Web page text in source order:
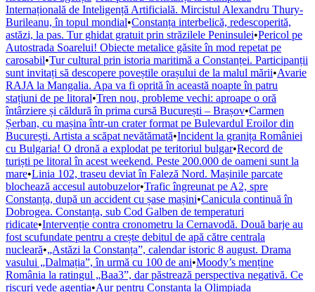
Internațională de Inteligență Artificială. Mircistul Alexandru Thury-
Burileanu, în topul mondial•Constanța interbelică, redescoperită,
astăzi, la pas. Tur ghidat gratuit prin străzilele Peninsulei•Pericol pe
Autostrada Soarelui! Obiecte metalice găsite în mod repetat pe
carosabil•Tur cultural prin istoria maritimă a Constanței. Participanții
sunt invitați să descopere poveștile orașului de la malul mării•Avarie
RAJA la Mangalia. Apa va fi oprită în această noapte în patru
stațiuni de pe litoral•Tren nou, probleme vechi: aproape o oră
întârziere și căldură în prima cursă București – Brașov•Carmen
Șerban, cu mașina într-un crater format pe Bulevardul Eroilor din
București. Artista a scăpat nevătămată•Incident la granița României
cu Bulgaria! O dronă a explodat pe teritoriul bulgar•Record de
turiști pe litoral în acest weekend. Peste 200.000 de oameni sunt la
mare•Linia 102, traseu deviat în Faleză Nord. Mașinile parcate
blochează accesul autobuzelor•Trafic îngreunat pe A2, spre
Constanța, după un accident cu șase mașini•Canicula continuă în
Dobrogea. Constanța, sub Cod Galben de temperaturi
ridicate•Intervenție contra cronometru la Cernavodă. Două barje au
fost scufundate pentru a crește debitul de apă către centrala
nucleară•„Astăzi la Constanța”, calendar istoric 8 august. Drama
vasului „Dalmația”, în urmă cu 100 de ani•Moody’s menține
România la ratingul „Baa3”, dar păstrează perspectiva negativă. Ce
riscuri vede agenția•Aur pentru Constanța la Olimpiada